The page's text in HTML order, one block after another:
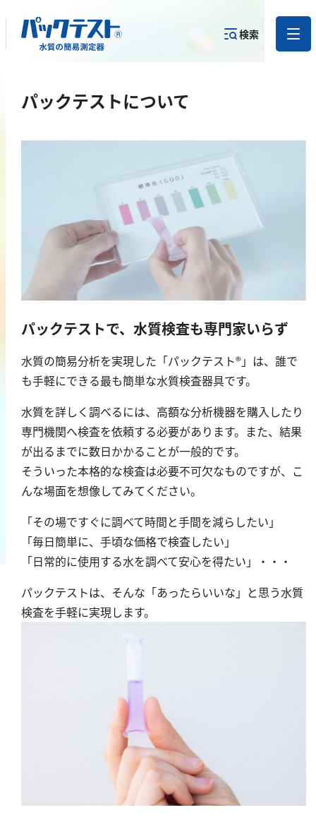
検索
パックテストについて
パックテストで、水質検査も専門家いらず
水質の簡易分析を実現した「パックテスト®」は、誰で
も手軽にできる最も簡単な水質検査器具です。
水質を詳しく調べるには、高額な分析機器を購入したり
専門機関へ検査を依頼する必要があります。また、結果
が出るまでに数日かかることが一般的です。
そういった本格的な検査は必要不可欠なものですが、こ
んな場面を想像してみてください。
「その場ですぐに調べて時間と手間を減らしたい」
「毎日簡単に、手頃な価格で検査したい」
「日常的に使用する水を調べて安心を得たい」・・・
パックテストは、そんな「あったらいいな」と思う水質
検査を手軽に実現します。
ら
製品を探す
目的から
製品を探す
カテゴリー
で探す
アルミニウム
カドミウム
金
クロム
鉄
鉛
マンガン
モリブデン
金属総量
有機汚濁
BOD
COD
TOC
亜塩素酸ナトリウム
二酸化塩素